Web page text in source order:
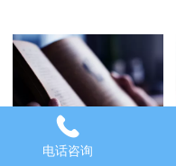
古典文献学
电话咨询